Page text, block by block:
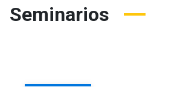
Seminarios